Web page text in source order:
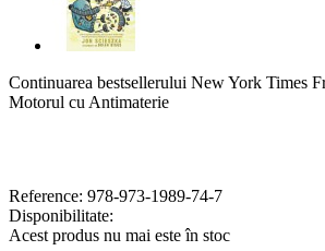
Continuarea bestsellerului New York Times
Motorul cu Antimaterie
Reference: 978-973-1989-74-7
Disponibilitate:
Acest produs nu mai este în stoc